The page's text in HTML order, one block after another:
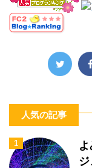
人気の記事
1